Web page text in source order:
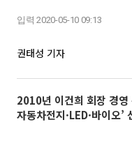
입력 2020-05-10 09:13
권태성 기자
2010년 이건희 회장 경영
자동차전지·LED·바이오’